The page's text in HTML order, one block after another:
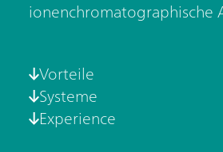
ionenchromatographische
Vorteile
Systeme
Experience